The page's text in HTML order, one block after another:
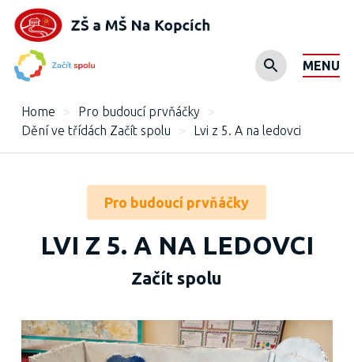
MENU
Home > Pro budoucí prvňáčky
>
Dění ve třídách Začít spolu
> Lvi z 5. A na ledovci
Pro budoucí prvňáčky
LVI Z 5. A NA LEDOVCI
Začít spolu